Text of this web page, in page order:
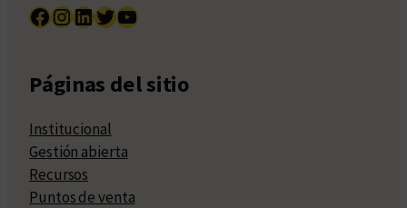
Facebook InstagramLinkedIn Twitter YouTube
Páginas del sitio
Institucional
Gestión abierta
Recursos
Puntos de venta